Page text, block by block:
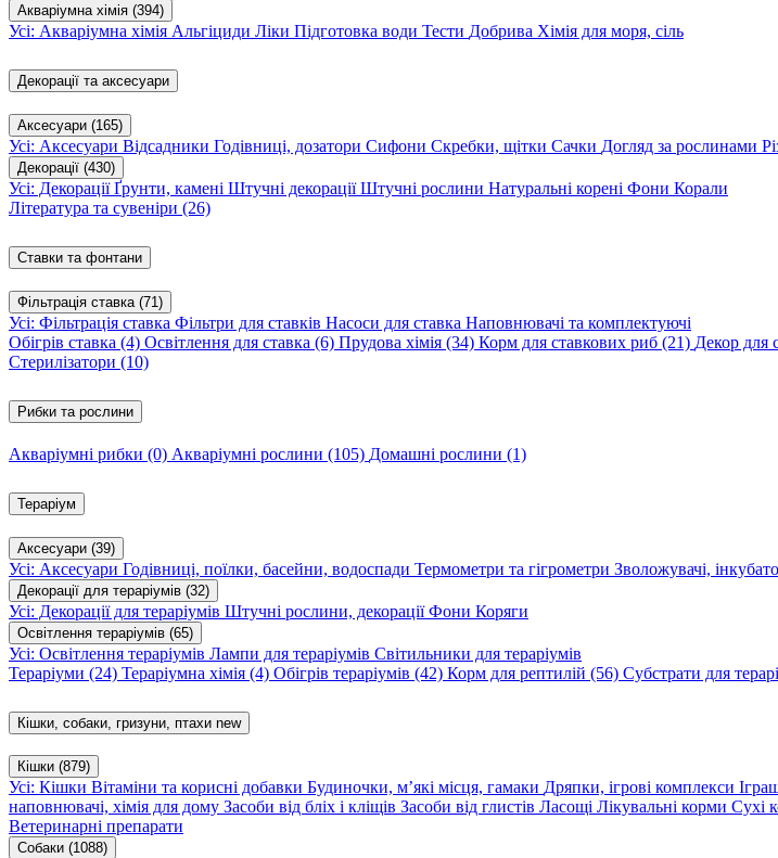
Акваріумна хімія (394)
Усі: Акваріумна хімія Альгіциди Ліки Підготовка води Тести Добрива Хімія для моря, сіль
Декорації та аксесуари
Аксесуари (165)
Усі: Аксесуари Відсадники Годівниці, дозатори Сифони Скребки, щітки Сачки Догляд за рослинами
Декорації (430)
Усі: ДекораціїҐрунти, камені Штучні декораціїШтучні рослини Натуральні корені Фони Корали
Література та сувеніри (26)
Ставки та фонтани
Фільтрація ставка (71)
Усі: Фільтрація ставка Фільтри для ставків Насоси для ставка Наповнювачі та комплектуючі
Обігрів ставка (4) Освітлення для ставка (6) Прудова хімія (34) Корм для ставкових риб (21) Декор для
Стерилізатори (10)
Рибки та рослини
Акваріумні рибки (0) Акваріумні рослини (105) Домашні рослини (1)
Тераріум
Аксесуари (39)
Усі: Аксесуари Годівниці, поїлки, басейни, водоспади Термометри та гігрометри Зволожувачі,
Декорації для тераріумів (32)
Усі: Декорації для тераріумів Штучні рослини, декораціїФони Коряги
Освітлення тераріумів (65)
Усі: Освітлення тераріумів Лампи для тераріумів Світильники для тераріумів
Тераріуми (24) Тераріумна хімія (4) Обігрів тераріумів (42) Корм для рептилій (56) Субстрати для
Кішки, собаки, гризуни, птахи new
Кішки (879)
Усі: Кішки Вітаміни та корисні добавки Будиночки, м’які місця, гамаки Дряпки, ігрові комплекси
наповнювачі, хімія для дому Засоби від бліх і кліщів Засоби від глистів Ласощі Лікувальні корми Сухі
Ветеринарні препарати
Собаки (1088)